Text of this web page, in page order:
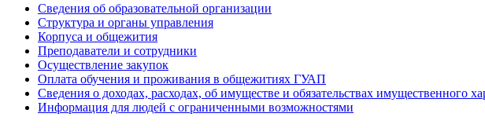
Сведения об образовательной организации
Структура и органы управления
Корпуса и общежития
Преподаватели и сотрудники
Осуществление закупок
Оплата обучения и проживания в общежитиях ГУАП
Сведения о доходах, расходах, об имуществе и обязательствах имущественного
Информация для людей с ограниченными возможностями